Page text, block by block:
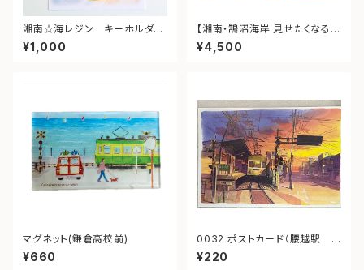
湘南☆海レジン キーホルダー
（丸型）➁
¥1,000
【湘南・鵠沼海岸 見せたくなる素
足ケア（お爪・かかと両方ケア）】
体験ギフト｜ありがとうを贈る
¥4,500
マグネット(鎌倉高校前)
¥660
0032 ポストカード（腰越駅
夕景）
¥220